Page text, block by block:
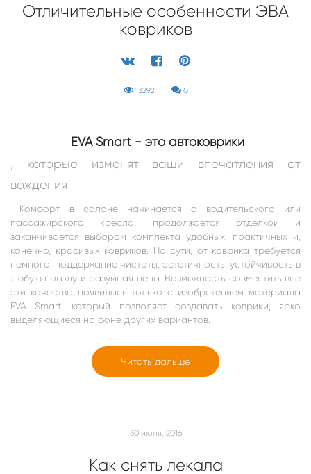
Отличительные особенности ЭВА
ковриков
13292 0
EVA Smart - это автоковрики
, которые изменят ваши впечатления от
вождения
Комфорт в салоне начинается с водительского или
пассажирского кресла, продолжается отделкой и
заканчивается выбором комплекта удобных, практичных и,
конечно, красивых ковриков. По сути, от коврика требуется
немного: поддержание чистоты, эстетичность, устойчивость в
любую погоду и разумная цена. Возможность совместить все
эти качества появилась только с изобретением материала
EVA Smart , который позволяет создавать коврики, ярко
выделяющиеся на фоне других вариантов
Читать дальше
30 июля, 2016
Как снять лекала